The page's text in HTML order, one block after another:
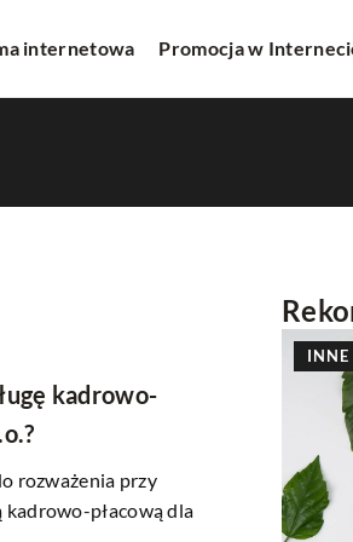
internetowa Promocja w
kadrowo-
rozważenia przy
kadrowo-płacową dla
INNE